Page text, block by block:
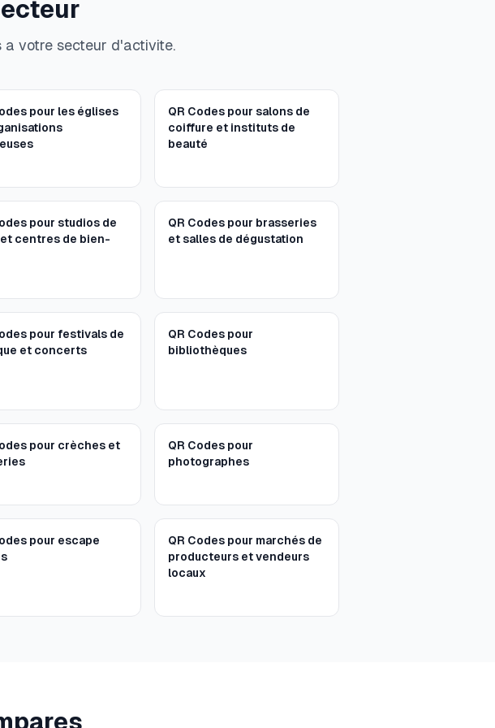
a votre secteur d'activite.
pour les églises
QR Codes pour salons de
coiffure et instituts de
beauté
pour studios de
centres de bien-
QR Codes pour brasseries
et salles de dégustation
pour festivals de
et concerts
QR Codes pour
bibliothèques
pour crèches et
QR Codes pour
photographes
pour escape
QR Codes pour marchés de
producteurs et vendeurs
locaux